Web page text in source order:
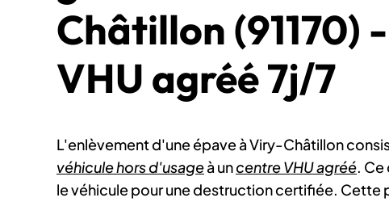
Châtillon (91170)
VHU agréé 7j/7
L'enlèvement d'une épave à Viry-Châtillon
véhicule hors d'usageà uncentre VHU agréé.
le véhicule pour une destruction certifiée. Cette